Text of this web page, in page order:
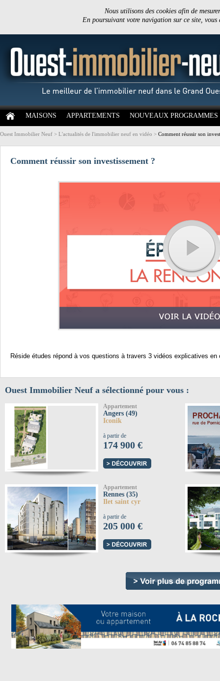
Nous utilisons des cookies afin de
En poursuivant votre navigation sur ce site,
MAISONS APPARTEMENTS NOUVEAUX PROGRAMMES
Ouest Immobilier Neuf > L'actualités de l'immobilier neuf en vidéo > Comment réussir son
Comment réussir son investissement ?
Réside études répond à vos questions à travers 3 vidéos explicatives en
Ouest Immobilier Neuf a sélectionné pour vous :
Appartement
Angers (49)
Iconik
à partir de
174 900 €
Appartement
Rennes (35)
Ilet saint cyr
à partir de
205 000 €